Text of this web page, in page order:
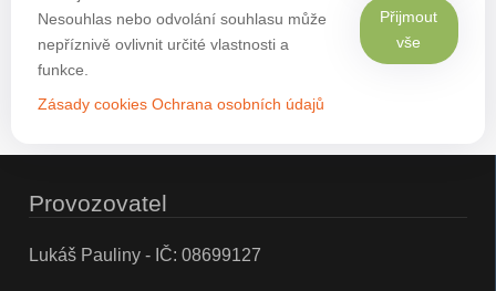
Nesouhlas nebo odvolání souhlasu může
nepříznivě ovlivnit určité vlastnosti a
funkce.
Zásady cookies Ochrana osobních údajů
Přijmout
vše
Provozovatel
Lukáš Pauliny - IČ: 08699127